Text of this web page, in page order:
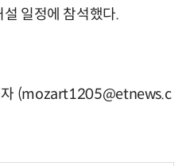
일정에 참석했다.
자 (mozart1205@etnews.c